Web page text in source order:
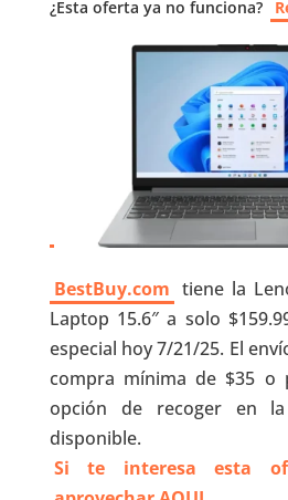
¿Esta oferta ya no funciona?
BestBuy.com tiene la
Laptop 15.6″ a solo
especial hoy 7/21/25. El
compra mínima de $35 o
opción de recoger en
disponible.
Si te interesa esta